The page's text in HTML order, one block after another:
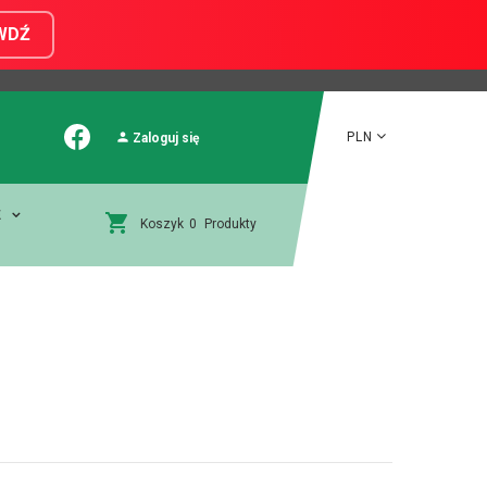
Zaloguj się PLN
Koszyk 0 Produkty